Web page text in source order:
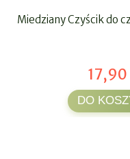
Miedziany Czyścik do
17,90
DO